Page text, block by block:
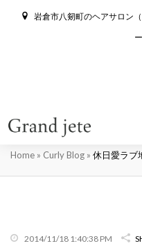
岩倉市八剱町のヘアサロン
休日愛ラブ地元★
Home » Curly Blog » 休日愛ラ
2014/11/18 1:40:38 PM